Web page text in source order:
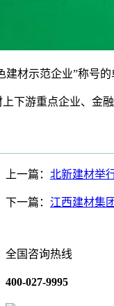
示范企业”称号的
游重点企业、金融
上一篇： 北新建材举
下一篇： 江西建材集
全国咨询热线
400-027-9995